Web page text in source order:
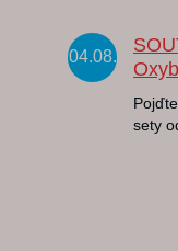
04.08.
sety